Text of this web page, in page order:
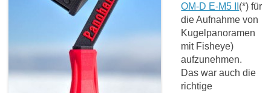
OM-D E-M5 II (*) für
die Aufnahme von
Kugelpanoramen
mit Fisheye)
aufzunehmen.
Das war auch die
richtige